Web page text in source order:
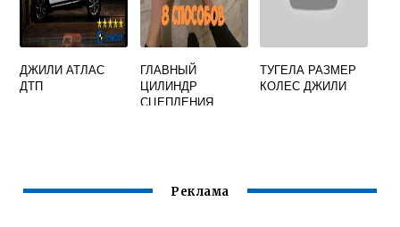
ДЖИЛИ АТЛАС
ДТП
ГЛАВНЫЙ
ЦИЛИНДР
СЦЕПЛЕНИЯ
ТУГЕЛА РАЗМЕР
КОЛЕС ДЖИЛИ
Реклама